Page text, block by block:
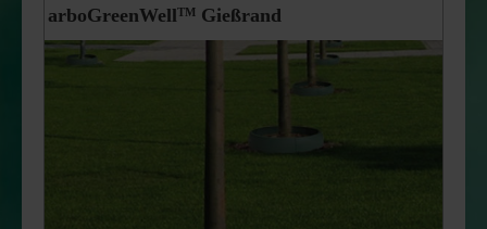
arboGreenWellTM Gießrand